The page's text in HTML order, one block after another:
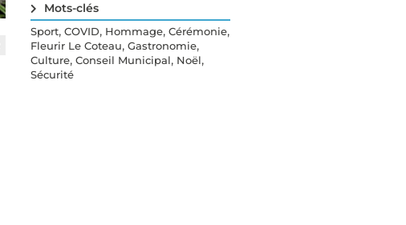
Mots-clés
Sport, COVID, Hommage, Cérémonie,
Fleurir Le Coteau, Gastronomie,
Culture, Conseil Municipal, Noël,
Sécurité